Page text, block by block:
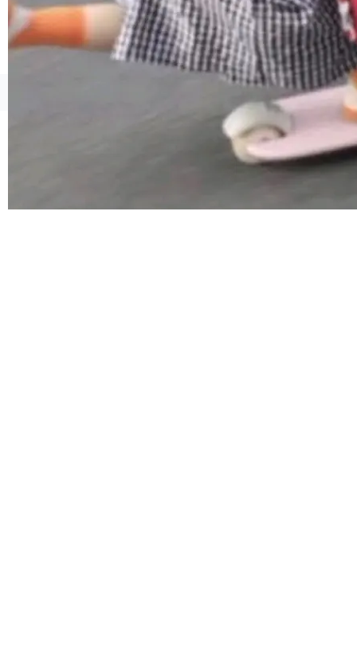
某个软件的源码，在本地构建。修改 agent ...
京ICP备2025119063号